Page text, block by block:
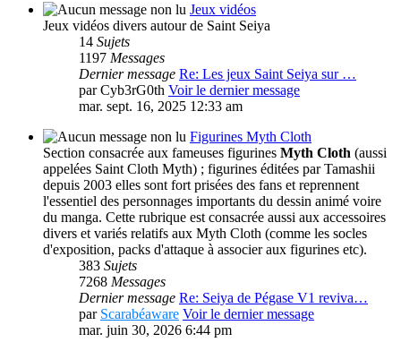
Jeux vidéos
Jeux vidéos divers autour de Saint Seiya
14 Sujets
1197 Messages
Dernier message Re: Les jeux Saint Seiya sur …
parCyb3rG0th Voir le dernier message
mar. sept. 16, 2025 12:33 am
Figurines Myth Cloth
Section consacrée aux fameuses figurines Myth Cloth (aussi
appelées Saint Cloth Myth) ; figurines éditées par Tamashii
depuis 2003 elles sont fort prisées des fans et reprennent
l'essentiel des personnages importants du dessin animé voire
du manga. Cette rubrique est consacrée aussi aux accessoires
divers et variés relatifs aux Myth Cloth (comme les socles
d'exposition, packs d'attaque à associer aux figurines etc).
383 Sujets
7268 Messages
Dernier message Re: Seiya de Pégase V1 reviva…
par Scarabéaware Voir le dernier message
mar. juin 30, 2026 6:44 pm